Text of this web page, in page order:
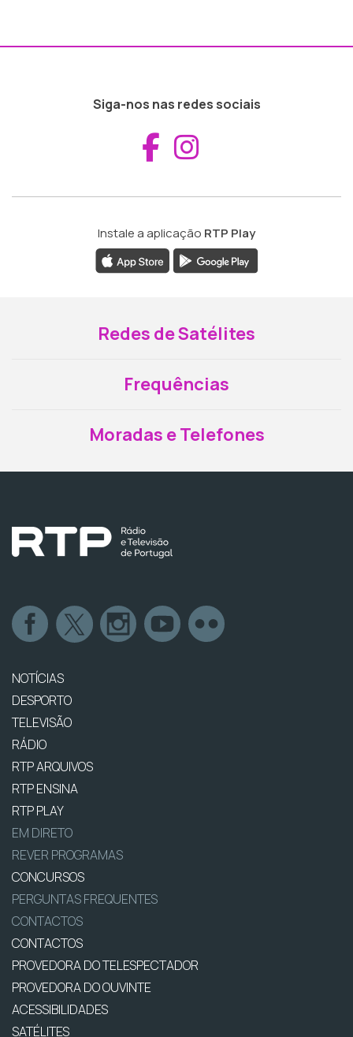
Siga-nos nas redes sociais
Aceder ao
Instale a aplicação RTP Play
Redes de Satélites
Frequências
Moradas e Telefones
NOTÍCIAS
DESPORTO
TELEVISÃO
RÁDIO
RTP ARQUIVOS
RTP ENSINA
RTP PLAY
EM DIRETO
REVER PROGRAMAS
CONCURSOS
PERGUNTAS FREQUENTES
CONTACTOS
CONTACTOS
PROVEDORA DO TELESPECTADOR
PROVEDORA DO OUVINTE
ACESSIBILIDADES
SATÉLITES